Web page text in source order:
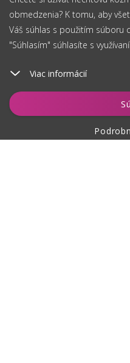
obmedzenia? K tomu, aby
Váš súhlas s použitím súboru
"Súhlasím" súhlasíte s
Viac informácií
Vložiť